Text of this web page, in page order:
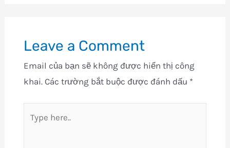
Leave a Comment
Email của bạn sẽ không được hiển thị công
khai. Các trường bắt buộc được đánh dấu *
here..